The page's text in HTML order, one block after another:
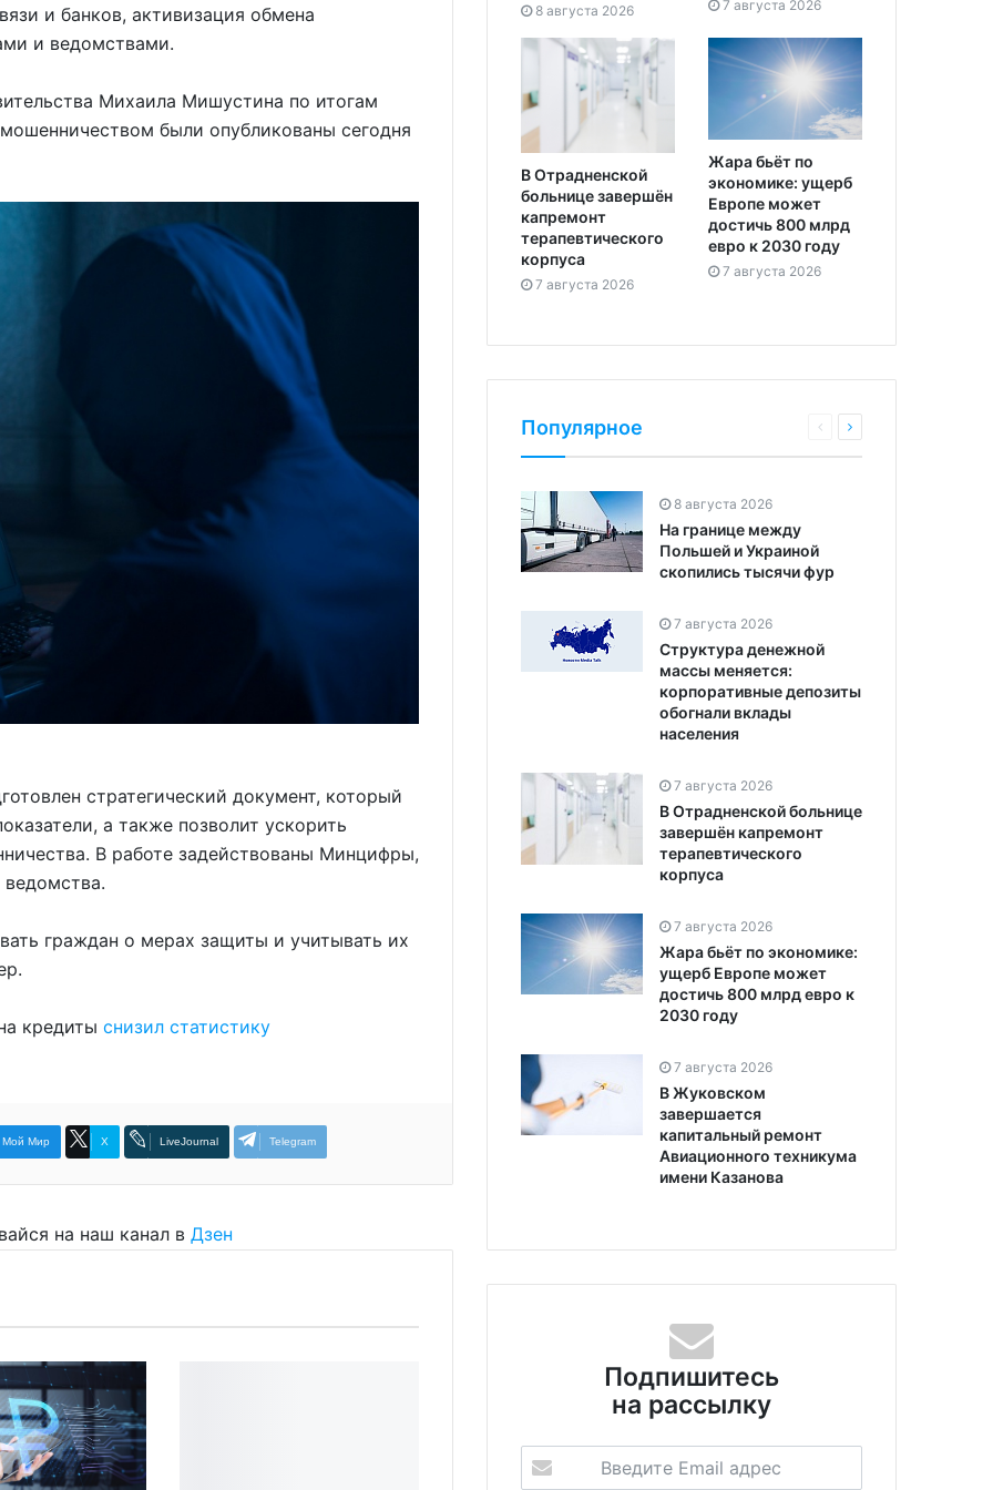
и банков, активизация обмена
и ведомствами.
Михаила Мишустина по итогам
были опубликованы сегодня
стратегический документ, который
а также позволит ускорить
В работе задействованы Минцифры,
граждан о мерах защиты и учитывать их
кредиты снизил статистику
Мой Мир X LiveJournal Telegram
на наш канал в Дзен
8 августа 2026 7 августа 2026
В Отрадненской
больнице завершён
капремонт
терапевтического
корпуса
7 августа 2026
Жара бьёт по
экономике: ущерб
Европе может
достичь 800 млрд
евро к 2030 году
7 августа 2026
Популярное
8 августа 2026
На границе между
Польшей и Украиной
скопились тысячи фур
7 августа 2026
Структура денежной
массы меняется:
корпоративные депозиты
обогнали вклады
населения
7 августа 2026
В Отрадненской больнице
завершён капремонт
терапевтического
корпуса
7 августа 2026
Жара бьёт по экономике:
ущерб Европе может
достичь 800 млрд евро к
2030 году
7 августа 2026
В Жуковском
завершается
капитальный ремонт
Авиационного техникума
имени Казанова
Подпишитесь
на рассылку